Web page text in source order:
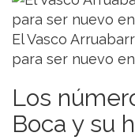
El Vasco
para ser nuevo
Los
Boca y su